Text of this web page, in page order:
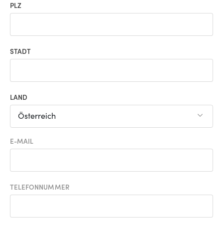
PLZ
STADT
LAND
Österreich
E-MAIL
TELEFONNUMMER